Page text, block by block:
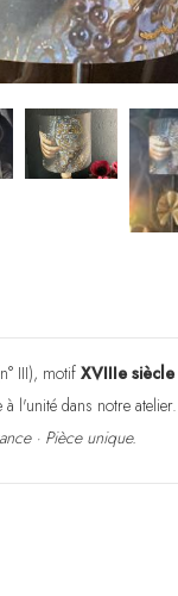
III), motifXVIIIe siècle
à l'unité dans notre atelier.
· Pièce unique.